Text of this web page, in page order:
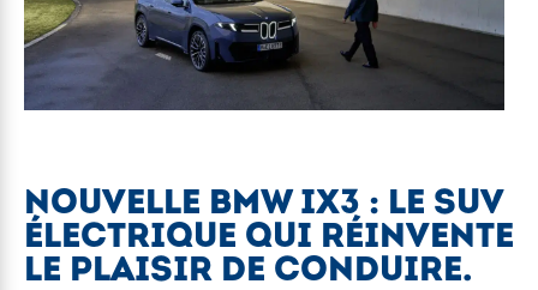
NOUVELLE BMW IX3 : LE SUV
ÉLECTRIQUE QUI RÉINVENTE
LE PLAISIR DE CONDUIRE.